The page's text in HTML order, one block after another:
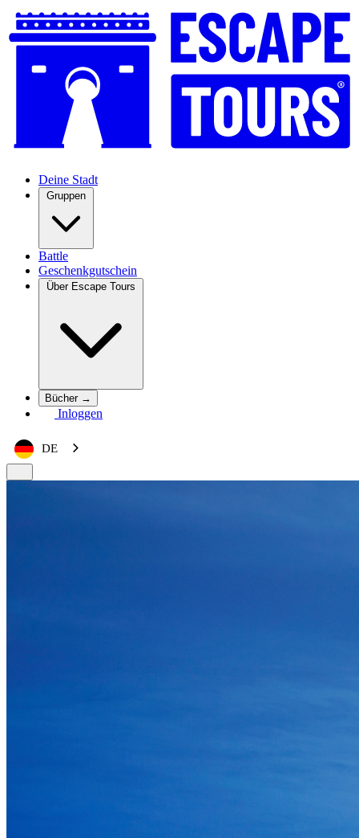
Deine Stadt
Gruppen
Battle
Geschenkgutschein
Über Escape Tours
Bücher →
Inloggen
DE